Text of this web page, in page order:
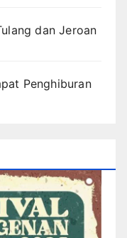
dan Jeroan
Penghiburan